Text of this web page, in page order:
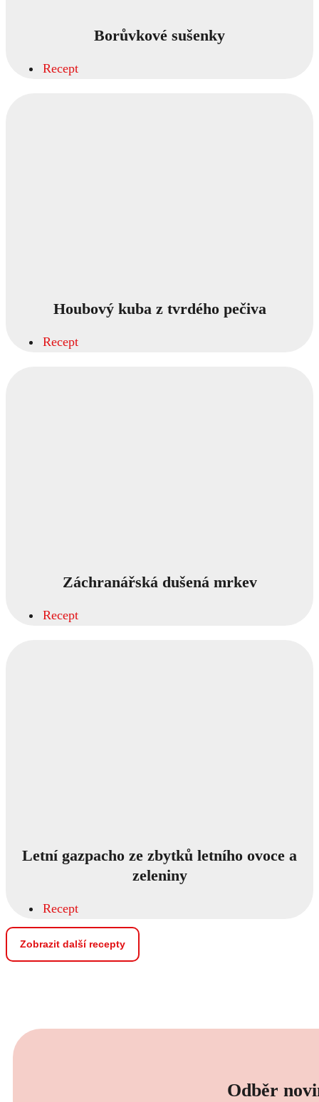
Borůvkové sušenky
Recept
Houbový kuba z tvrdého pečiva
Recept
Záchranářská dušená mrkev
Recept
Letní gazpacho ze zbytků letního ovoce a
zeleniny
Recept
Zobrazit další recepty
Odběr